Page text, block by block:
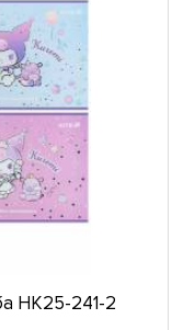
HK25-241-2